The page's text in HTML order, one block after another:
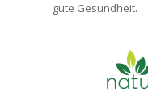
gute Gesundheit.